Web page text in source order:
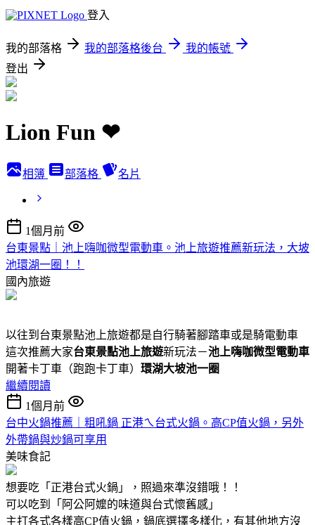
登入
我的部落格 我的部落格後台
我的帳號
登出
Lion Fun ❤
相簿 部落格 名片
1個月前
台東景點｜池上嗨咖微型電動車。池上旅遊推薦新玩法，大坡
池環湖一圈！！
國內旅遊
以往到台東景點池上旅遊都是自行騎著腳踏車或是騎電動車
這次推薦大家台東景點池上旅遊新玩法－池上嗨咖微型電動車
開著卡丁車（跑跑卡丁車） 環湖大坡池一圈
繼續閱讀
1個月前
台中火鍋推薦｜粗吼鍋 正港ㄟ台式火鍋。高CP值火鍋，另外
外帶鍋與炒鍋可享用
美味食記
想要吃「正港台式火鍋」，照過來準沒錯哦！！
可以吃到「阿公阿嬤的味道與台式懷舊感」
主打各式各樣高CP值火鍋，鍋底選擇多樣化，有其他地方沒